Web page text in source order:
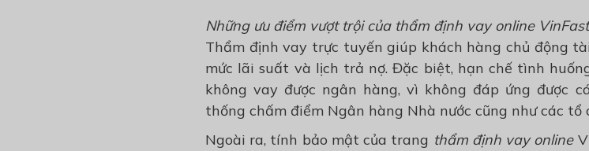
Những ưu điểm vượt trội của thẩm định vay online VinFast
Thẩm định vay trực tuyến giúp khách hàng chủ động
mức lãi suất và lịch trả nợ. Đặc biệt, hạn chế tình
không vay được ngân hàng, vì không đáp ứng được
thống chấm điểm Ngân hàng Nhà nước cũng như các
Ngoài ra, tính bảo mật của trang thẩm định vay online